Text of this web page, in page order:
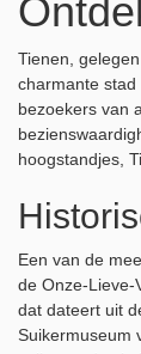
Tienen,
charmante
bezoekers van
hoogstandjes,
Een van de
de Onze-Lieve-
dat dateert uit
Suikermuseum